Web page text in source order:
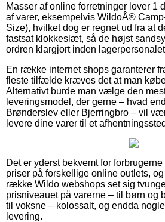
Masser af online forretninger lover 1
af varer, eksempelvis WildoÂ®
Size), hvilket dog er regnet ud fra at
fastsat klokkeslæt, så de højst
ordren klargjort inden
En række internet shops garanterer
fleste tilfælde kræves det at man
Alternativt burde man vælge den
leveringsmodel, der gerne – hvad
Brønderslev eller Bjerringbro – vil
levere dine varer til et
Det er yderst bekvemt for
priser på forskellige online outlets,
række Wildo webshops set sig
prisniveauet på varerne – til børn og
til voksne – kolossalt, og endda
levering.